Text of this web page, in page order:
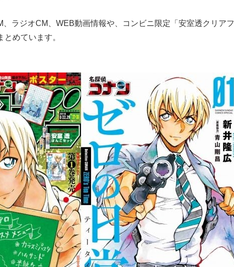
、ラジオCM、WEB動画情報や、コンビニ限定「安室透クリアフ
とめています。